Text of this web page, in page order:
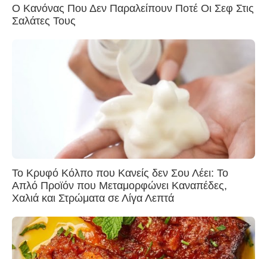
Ο Κανόνας Που Δεν Παραλείπουν Ποτέ Οι Σεφ Στις
Σαλάτες Τους
Το Κρυφό Κόλπο που Κανείς δεν Σου Λέει: Το
Απλό Προϊόν που Μεταμορφώνει Καναπέδες,
Χαλιά και Στρώματα σε Λίγα Λεπτά